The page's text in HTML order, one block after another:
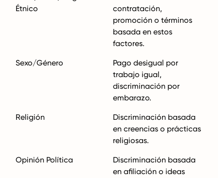
Étnico
contratación,
promoción o términos
basada en estos
factores.
Sexo/Género
Pago desigual por
trabajo igual,
discriminación por
embarazo.
Religión
Discriminación basada
en creencias o prácticas
religiosas.
Opinión Política
Discriminación basada
en afiliación o ideas